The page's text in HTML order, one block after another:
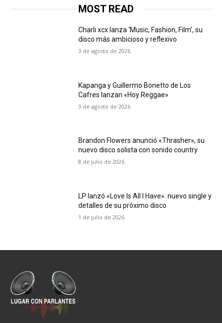
MOST READ
Charli xcx lanza ‘Music, Fashion, Film’, su
disco más ambicioso y reflexivo
3 de agosto de 2026
Kapanga y Guillermo Bonetto de Los
Cafres lanzan «Hoy Reggae»
3 de agosto de 2026
Brandon Flowers anunció «Thrasher», su
nuevo disco solista con sonido country
8 de julio de 2026
LP lanzó «Love Is All I Have»: nuevo single y
detalles de su próximo disco
1 de julio de 2026